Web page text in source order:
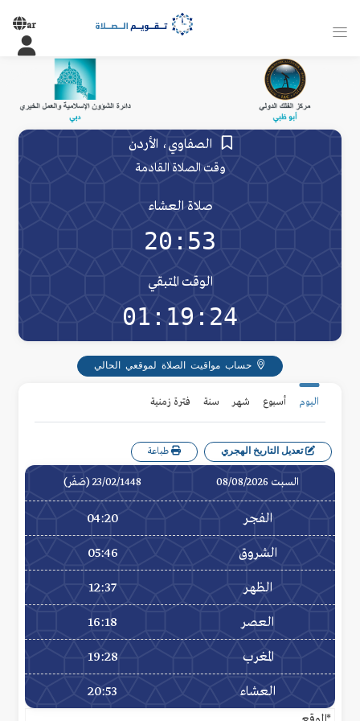
ar
الصفاوي، الأردن
وقت الصلاة القادمة
صلاة العشاء
20:53
الوقت المتبقي
01:19:24
اليوم أسبوع شهر سنة فترة زمنية
طباعة تعديل التاريخ الهجري
السبت 08/08/2026 23/02/1448 (صَفَر)
الفجر 04:20
الشروق 05:46
الظهر 12:37
العصر 16:18
المغرب 19:28
العشاء 20:53